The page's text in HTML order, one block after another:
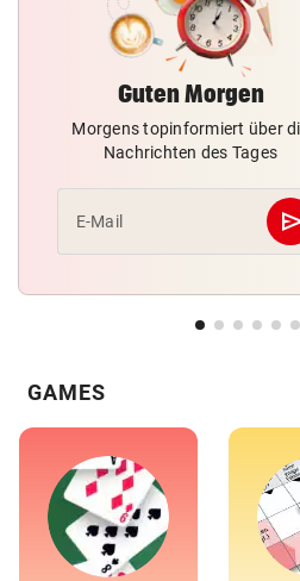
Guten Morgen
Morgens topinformiert über
Nachrichten des Tages
E-Mail
GAMES